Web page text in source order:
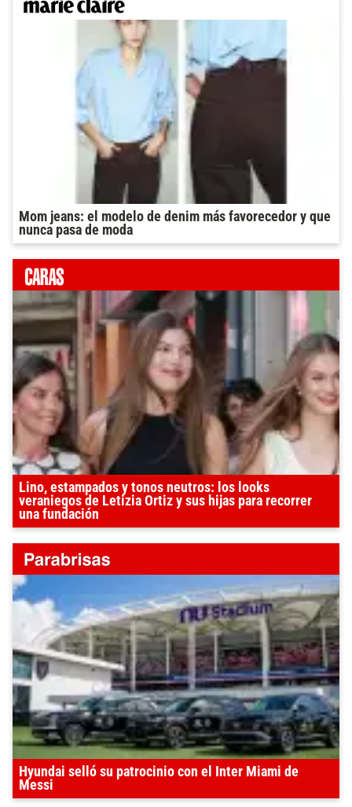
Mom jeans: el modelo de denim más favorecedor y que
nunca pasa de moda
Lino, estampados y tonos neutros: los looks
veraniegos de Letizia Ortiz y sus hijas para recorrer
una fundación
Hyundai selló su patrocinio con el Inter Miami de
Messi